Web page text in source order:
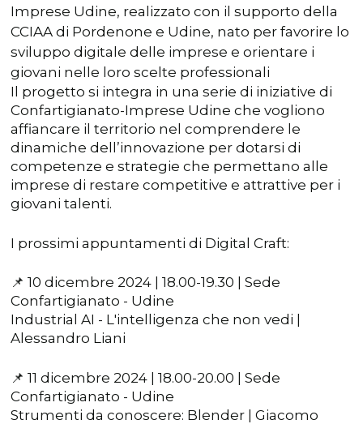
Imprese Udine, realizzato con il supporto della
CCIAA di Pordenone e Udine, nato per favorire lo
sviluppo digitale delle imprese e orientare i
giovani nelle loro scelte professionali
Il progetto si integra in una serie di iniziative di
Confartigianato-Imprese Udine che vogliono
affiancare il territorio nel comprendere le
dinamiche dell’innovazione per dotarsi di
competenze e strategie che permettano alle
imprese di restare competitive e attrattive per i
giovani talenti.
I prossimi appuntamenti di Digital Craft:
📌 10 dicembre 2024 | 18.00-19.30 | Sede
Confartigianato - Udine
Industrial AI - L'intelligenza che non vedi |
Alessandro Liani
📌 11 dicembre 2024 | 18.00-20.00 | Sede
Confartigianato - Udine
Strumenti da conoscere: Blender | Giacomo